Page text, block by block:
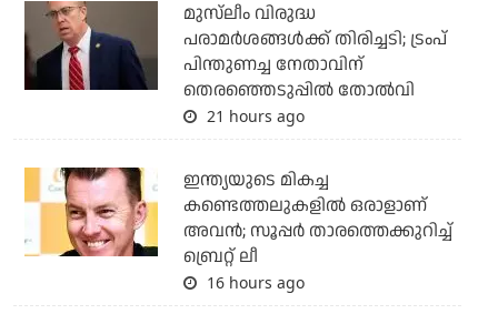
മുസ്‌ലീം വിരുദ്ധ
പരാമര്‍ശങ്ങള്‍ക്ക് തിരിച്ചടി; ട്രംപ്
പിന്തുണച്ച നേതാവിന്
തെരഞ്ഞെടുപ്പില്‍ തോല്‍വി
21 hours ago
ഇന്ത്യയുടെ മികച്ച
കണ്ടെത്തലുകളില്‍ ഒരാളാണ്
അവന്‍; സൂപ്പര്‍ താരത്തെക്കുറിച്ച്
ബ്രെറ്റ് ലീ
16 hours ago